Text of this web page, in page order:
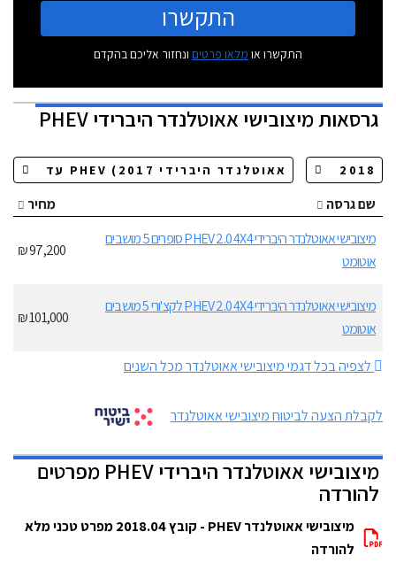
התקשרו
התקשרו או מלאו פרטים ונחזור אליכם בהקדם
גרסאותמיצובישי אאוטלנדר היברידי PHEV
שם גרסה
מחיר
מיצובישי אאוטלנדר היברידי PHEV 2.0 4X4 סופרים 5 מושבים
אוטומט
97,200 ₪
מיצובישי אאוטלנדר היברידי PHEV 2.0 4X4 לקצ'ורי 5 מושבים
אוטומט
101,000 ₪
לצפיה בכל דגמי מיצובישי אאוטלנדר מכל השנים
לקבלת הצעה לביטוח מיצובישי אאוטלנדר
מיצובישי אאוטלנדר היברידי PHEV מפרטים
להורדה
מיצובישי אאוטלנדר PHEV - קובץ 2018.04 מפרט טכני מלא
להורדה